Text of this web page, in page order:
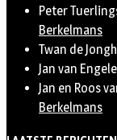
Peter
Berkelmans
Twan de Jongh
Jan van
Jan en Roos
Berkelmans